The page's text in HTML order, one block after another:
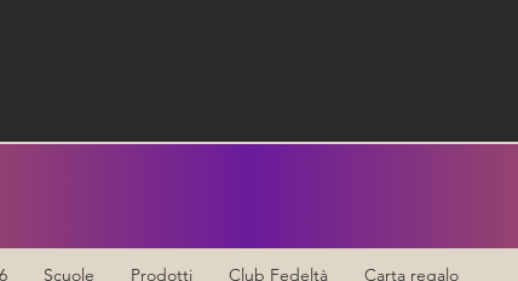
Scuole Prodotti Club Fedeltà Carta regalo